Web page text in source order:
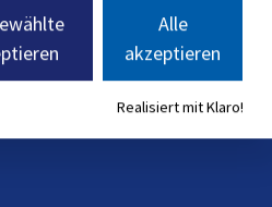
Fachdienststellen mit ihrem
Alle
akzeptieren
Realisiert mit Klaro!